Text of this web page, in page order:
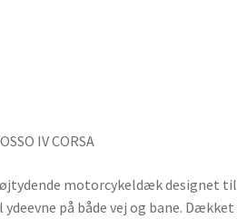
IV CORSA
motorcykeldæk designet til
på både vej og bane. Dækket